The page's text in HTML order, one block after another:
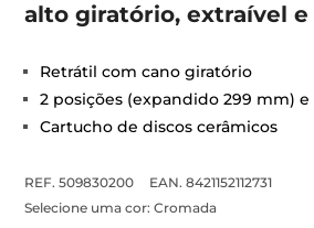
alto giratório, extraível
Retrátil com cano giratório
2 posições (expandido 299 mm)
Cartucho de discos cerâmicos
REF. 509830200
EAN. 8421152112731
Selecione uma cor:Cromada